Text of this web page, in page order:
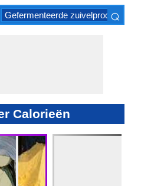
Gefermenteerde zuivelproducten
⌕
Calorieën